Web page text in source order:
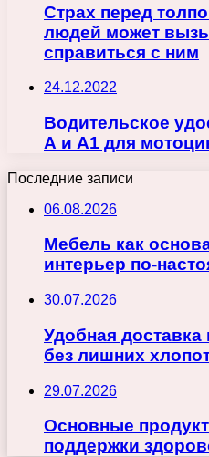
Страх перед
людей может
справиться с ним
24.12.2022
Водительское
А и А1 для
Последние записи
06.08.2026
Мебель как
интерьер по-
30.07.2026
Удобная
без лишних
29.07.2026
Основные
поддержки